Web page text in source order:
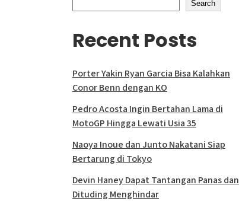
Search
Recent Posts
Porter Yakin Ryan Garcia Bisa Kalahkan
Conor Benn dengan KO
Pedro Acosta Ingin Bertahan Lama di
MotoGP Hingga Lewati Usia 35
Naoya Inoue dan Junto Nakatani Siap
Bertarung di Tokyo
Devin Haney Dapat Tantangan Panas dan
Dituding Menghindar